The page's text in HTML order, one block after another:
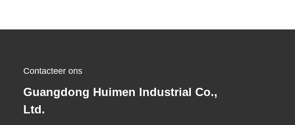
Contacteer ons
Guangdong Huimen Industrial Co.,
Ltd.